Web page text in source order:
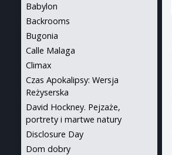
Babylon
Backrooms
Bugonia
Calle Malaga
Climax
Czas Apokalipsy: Wersja
Reżyserska
David Hockney. Pejzaże,
portrety i martwe natury
Disclosure Day
Dom dobry